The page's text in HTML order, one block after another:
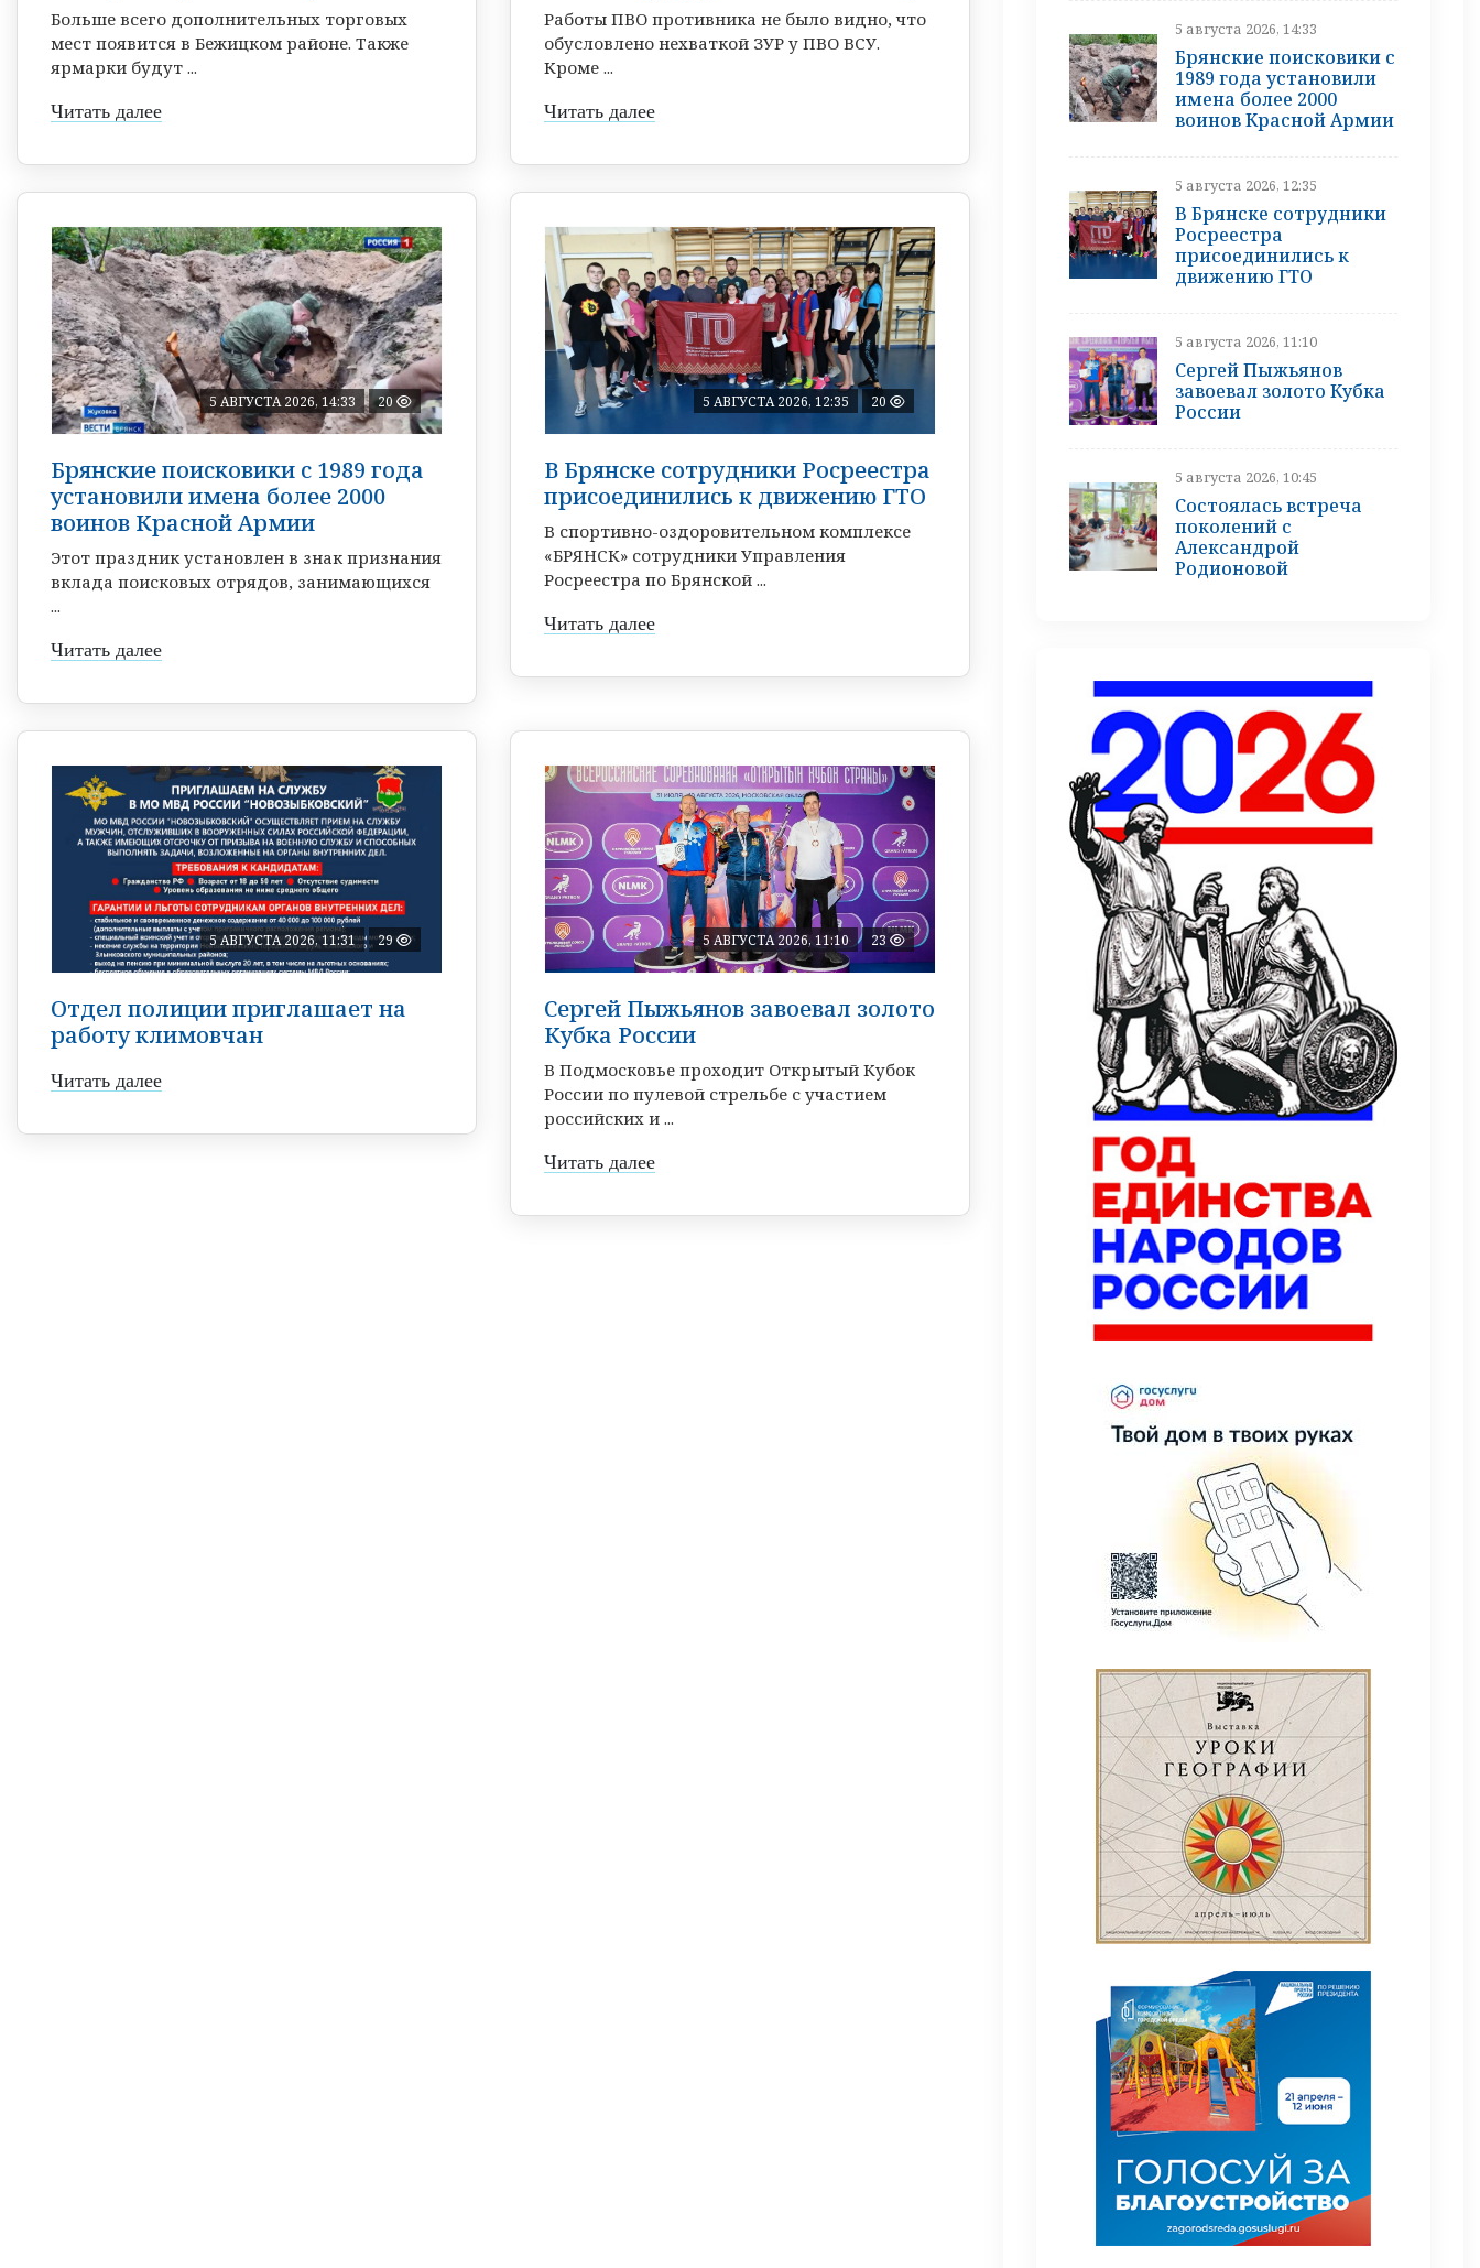
Больше всего дополнительных торговых
мест появится в Бежицком районе. Также
ярмарки будут ...
Читать далее
Работы ПВО противника не было видно, что
обусловлено нехваткой ЗУР у ПВО ВСУ.
Кроме ...
Читать далее
5 АВГУСТА 2026, 14:33 20
Брянские поисковики с 1989 года
установили имена более 2000
воинов Красной Армии
Этот праздник установлен в знак признания
вклада поисковых отрядов, занимающихся
...
Читать далее
5 АВГУСТА 2026, 12:35 20
В Брянске сотрудники Росреестра
присоединились к движению ГТО
В спортивно-оздоровительном комплексе
«БРЯНСК» сотрудники Управления
Росреестра по Брянской ...
Читать далее
5 АВГУСТА 2026, 11:31 29
Отдел полиции приглашает на
работу климовчан
Читать далее
5 АВГУСТА 2026, 11:10 23
Сергей Пыжьянов завоевал золото
Кубка России
В Подмосковье проходит Открытый Кубок
России по пулевой стрельбе с участием
российских и ...
Читать далее
5 августа 2026, 14:33
Брянские поисковики с
1989 года установили
имена более 2000
воинов Красной Армии
5 августа 2026, 12:35
В Брянске сотрудники
Росреестра
присоединились к
движению ГТО
5 августа 2026, 11:10
Сергей Пыжьянов
завоевал золото Кубка
России
5 августа 2026, 10:45
Состоялась встреча
поколений с
Александрой
Родионовой